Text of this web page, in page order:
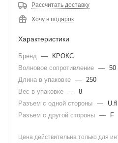
Рассчитать доставку
Хочу в подарок
Характеристики
Бренд —
КРОКС
Волновое сопротивление —
Длина в упаковке — 250
Вес в упаковке — 8
Разъем с одной стороны —
U.fl
Разъем с другой стороны — F
Цена действительна только для